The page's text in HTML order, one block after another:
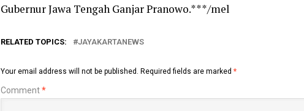
Gubernur Jawa Tengah Ganjar Pranowo.***/mel
RELATED TOPICS: JAYAKARTANEWS
Your email address will not be published. Required fields are marked *
Comment*